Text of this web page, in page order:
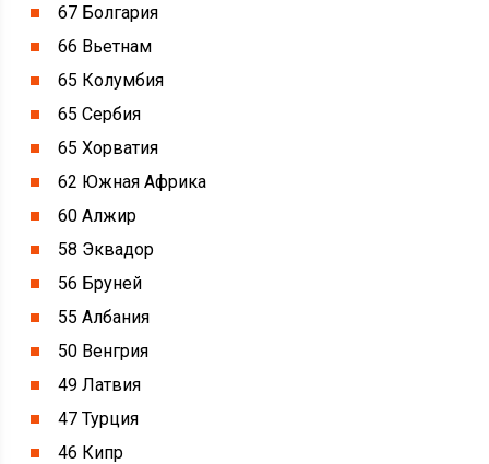
67 Болгария
66 Вьетнам
65 Колумбия
65 Сербия
65 Хорватия
62 Южная Африка
60 Алжир
58 Эквадор
56 Бруней
55 Албания
50 Венгрия
49 Латвия
47 Турция
46 Кипр